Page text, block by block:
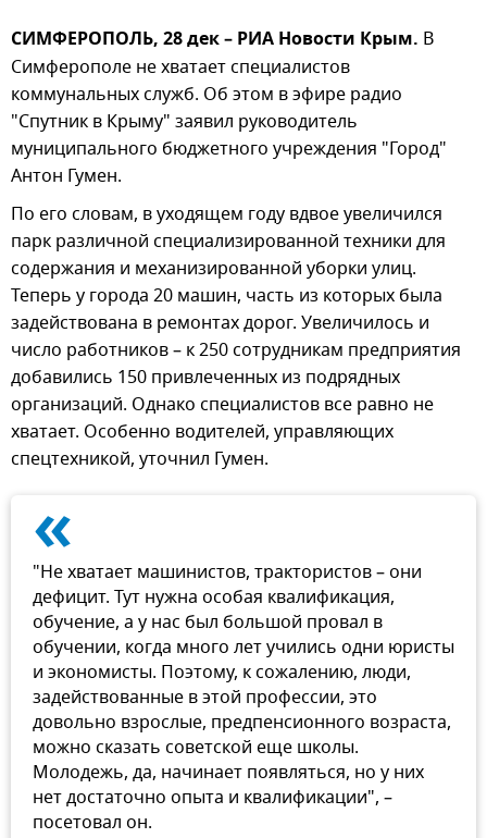
СИМФЕРОПОЛЬ, 28 дек – РИА Новости Крым. В
Симферополе не хватает специалистов
коммунальных служб. Об этом в эфире радио
"Спутник в Крыму" заявил руководитель
муниципального бюджетного учреждения "Город"
Антон Гумен.
По его словам, в уходящем году вдвое увеличился
парк различной специализированной техники для
содержания и механизированной уборки улиц.
Теперь у города 20 машин, часть из которых была
задействована в ремонтах дорог. Увеличилось и
число работников – к 250 сотрудникам предприятия
добавились 150 привлеченных из подрядных
организаций. Однако специалистов все равно не
хватает. Особенно водителей, управляющих
спецтехникой, уточнил Гумен.
«
"Не хватает машинистов, трактористов – они
дефицит. Тут нужна особая квалификация,
обучение, а у нас был большой провал в
обучении, когда много лет учились одни юристы
и экономисты. Поэтому, к сожалению, люди,
задействованные в этой профессии, это
довольно взрослые, предпенсионного возраста,
можно сказать советской еще школы.
Молодежь, да, начинает появляться, но у них
нет достаточно опыта и квалификации", –
посетовал он.